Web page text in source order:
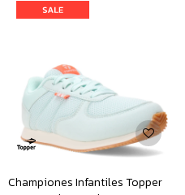
Championes Infantiles Topper